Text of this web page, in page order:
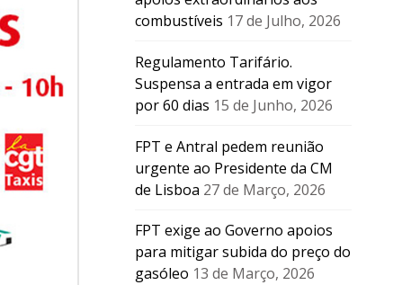
combustíveis 17 de Julho, 2026
Regulamento Tarifário.
Suspensa a entrada em vigor
por 60 dias 15 de Junho, 2026
FPT e Antral pedem reunião
urgente ao Presidente da CM
de Lisboa 27 de Março, 2026
FPT exige ao Governo apoios
para mitigar subida do preço do
gasóleo 13 de Março, 2026